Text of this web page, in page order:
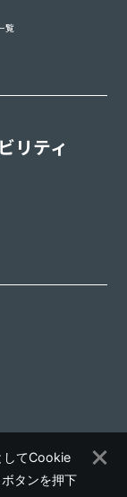
覧
リティ
してCookie
タンを押下